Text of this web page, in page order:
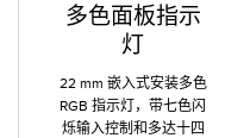
多色面板指示
灯
22 mm 嵌入式安装多色
RGB 指示灯，带七色闪
烁输入控制和多达十四